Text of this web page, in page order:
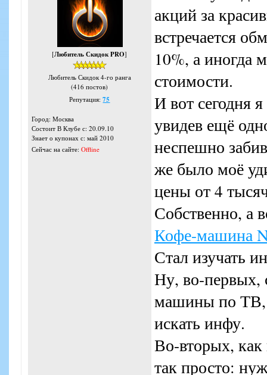
[Любитель Скидок PRO]
Любитель Скидок 4-го ранга
(416 постов)
Репутация:75
Город: Москва
Состоит В Клубе с: 20.09.10
Знает о купонах с: май 2010
Сейчас на сайте: Offline
акций за
встречается
10%, а иногда
стоимости.
И вот сегодня
увидев ещё
неспешно
же было моё
цены от 4
Собственно, а
Кофе-машина
Стал изучать
Ну, во-первых,
машины по ТВ,
искать инфу.
Во-вторых, как
так просто: